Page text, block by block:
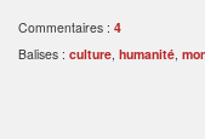
Commentaires : 4
Balises : culture humanité